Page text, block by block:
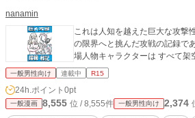
nanamin
これは人知を越えた巨大な攻撃
の限界へと挑んだ攻戦の記録である。 ＊この作品の
場人物キャラクターは すべて架
一般男性向け 連載中 R15
24h.ポイント 0pt
一般漫画 8,555 位 / 8,555件 一般男性向け 2,374